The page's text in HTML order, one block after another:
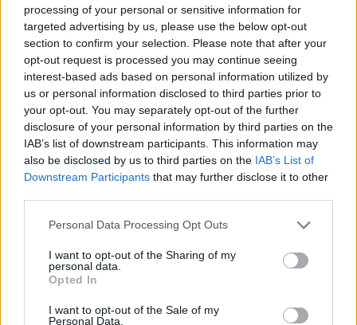
processing of your personal or sensitive information for
targeted advertising by us, please use the below opt-out
section to confirm your selection. Please note that after your
opt-out request is processed you may continue seeing
interest-based ads based on personal information utilized by
us or personal information disclosed to third parties prior to
your opt-out. You may separately opt-out of the further
disclosure of your personal information by third parties on the
IAB’s list of downstream participants. This information may
also be disclosed by us to third parties on the IAB’s List of
Downstream Participants that may further disclose it to other
Please note that this website/app uses one or more Google
not limited to your visit or usage behaviour. You may click to
grant or deny consent to Google and its third-party tags to
use your data for below specified purposes in below Google
consent section.
Personal Data Processing Opt Outs
I want to opt-out of the Sharing of my
personal data.
Opted In
I want to opt-out of the Sale of my
Personal Data.
Sorkin a forgatókönyvet Walter Isaacson
Steve Jobs-életrajzára alapozta, amelyet a
szerző több mint 40, Jobsszal, valamint
barátaival, családjával és kollégáival készített
interjú alapján írt meg. A produkció forgatása
még az év vége előtt megkezdődhet, bár a
2015 elejei kezdés valószínűbb, mert addig
Bale és Fincher is nagyon be lesz fogva
hamarosan moziba kerülő új filmjeik, az
Exodus, illetve aGone Girlpromóciójával.
Az Ashton Kutcher főszereplésével
című Open Road-produkció
mindössze 35 millió dollárt keresett a
jegypénztáraknál, a Sony ugyanakkor bízik a
Jobs iránti lankadatlan érdeklődésben és az
A-kategóriás tehetségben.